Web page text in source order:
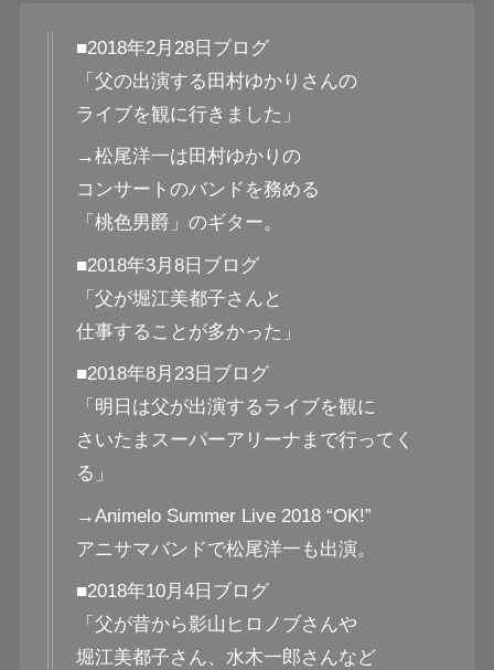
■2018年2月28日ブログ
「父の出演する田村ゆかりさんの
ライブを観に行きました」
→松尾洋一は田村ゆかりの
コンサートのバンドを務める
「桃色男爵」のギター。
■2018年3月8日ブログ
「父が堀江美都子さんと
仕事することが多かった」
■2018年8月23日ブログ
「明日は父が出演するライブを観に
さいたまスーパーアリーナまで行ってく
る」
→Animelo Summer Live 2018 “OK!”
アニサマバンドで松尾洋一も出演。
■2018年10月4日ブログ
「父が昔から影山ヒロノブさんや
堀江美都子さん、水木一郎さんなど